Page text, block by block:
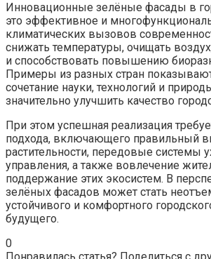
Инновационные зелёные фасады в
это эффективное и
климатических вызовов
снижать температуры, очищать
и способствовать повышению
Примеры из разных стран
сочетание науки, технологий и
значительно улучшить качество
При этом успешная реализация
подхода, включающего правильный
растительности, передовые системы
управления, а также вовлечение
поддержание этих экосистем. В
зелёных фасадов может стать
устойчивого и комфортного
будущего.
0